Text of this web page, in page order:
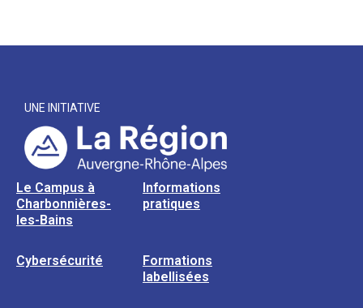
UNE INITIATIVE
Le Campus à
Charbonnières-
les-Bains
Informations
pratiques
Cybersécurité
Formations
labellisées